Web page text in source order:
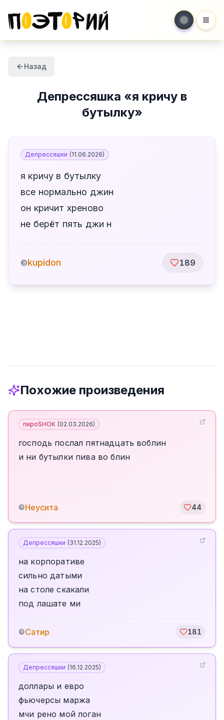
Назад
Депрессяшка «я кричу в
бутылку»
Депрессяшки (11.06.2026)
я кричу в бутылку
все нормально джин
он кричит хреново
не берёт пять джи н
©kupidon 189
Похожие произведения
пироSHOK (02.03.2026)
господь послал пятнадцать воблин
и ни бутылки пива во блин
©Неусита 44
Депрессяшки (31.12.2025)
на корпоративе
сильно датыми
на столе скакали
под лашате ми
©Сатир 181
Депрессяшки (16.12.2025)
доллары и евро
фьючерсы маржа
мчи рено мой логан